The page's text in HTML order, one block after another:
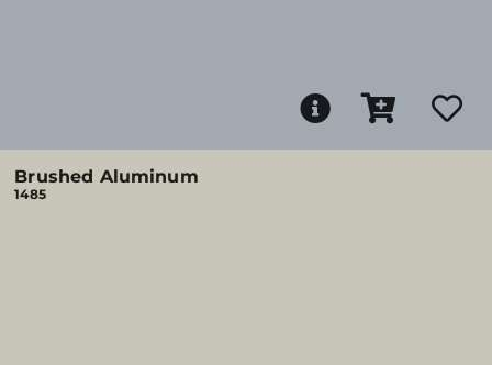
Brushed Aluminum
1485